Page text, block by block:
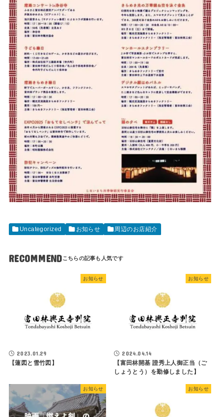
Uncategorized お知らせ 周辺のお店紹介
RECOMMEND
お知らせ
2023.01.29
【蓮図と雪竹図】
お知らせ
2024.04.14
【富田林開基 證秀上人御正当（ご
しょうとう）を勤修しました】
お知らせ お知らせ